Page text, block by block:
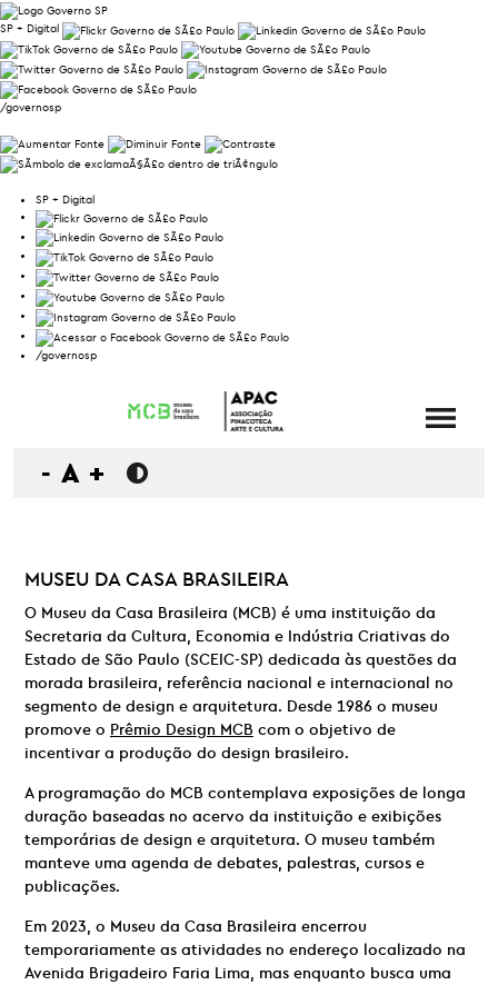
SP + Digital
/governosp
SP + Digital
/governosp
- A +
MUSEU DA CASA BRASILEIRA
O Museu da Casa Brasileira (MCB) é uma instituição da
Secretaria da Cultura, Economia e Indústria Criativas do
Estado de São Paulo (SCEIC-SP) dedicada às questões da
morada brasileira, referência nacional e internacional no
segmento de design e arquitetura. Desde 1986 o museu
promove o Prêmio Design MCB com o objetivo de
incentivar a produção do design brasileiro.
A programação do MCB contemplava exposições de longa
duração baseadas no acervo da instituição e exibições
temporárias de design e arquitetura. O museu também
manteve uma agenda de debates, palestras, cursos e
publicações.
Em 2023, o Museu da Casa Brasileira encerrou
temporariamente as atividades no endereço localizado na
Avenida Brigadeiro Faria Lima, mas enquanto busca uma